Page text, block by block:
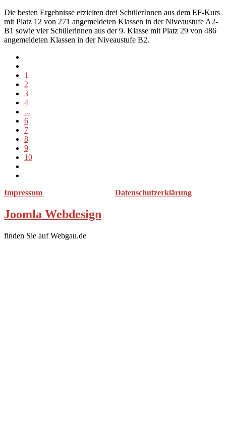
Die besten Ergebnisse erzielten drei SchülerInnen aus dem EF-Kurs
mit Platz 12 von 271 angemeldeten Klassen in der Niveaustufe A2-
B1 sowie vier Schülerinnen aus der 9. Klasse mit Platz 29 von 486
angemeldeten Klassen in der Niveaustufe B2.
1
2
3
4
...
6
7
8
9
10
Impressum Datenschutzerklärung
Joomla Webdesign
finden Sie auf Webgau.de